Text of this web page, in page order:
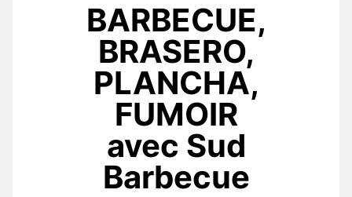
BARBECUE,
BRASERO,
PLANCHA,
FUMOIR
avec Sud
Barbecue